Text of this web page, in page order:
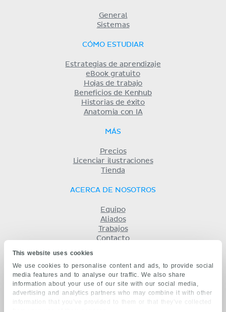
This website uses cookies
We use cookies to personalise content and ads, to provide social
media features and to analyse our traffic. We also share
information about your use of our site with our social media,
advertising and analytics partners who may combine it with other
information that you’ve provided to them or that they’ve collected
General
Sistemas
CÓMO ESTUDIAR
Estrategias de aprendizaje
eBook gratuito
Hojas de trabajo
Beneficios de Kenhub
Historias de éxito
Anatomia con IA
MÁS
Precios
Licenciar ilustraciones
Tienda
ACERCA DE NOSOTROS
Equipo
Aliados
Trabajos
Contacto
Privacidad
KENHUB EN...
English